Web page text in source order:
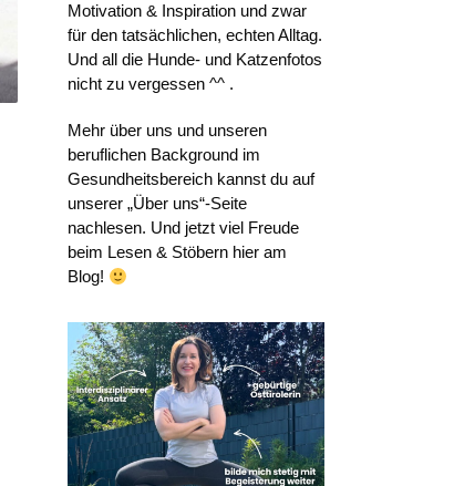
Motivation & Inspiration und zwar
für den tatsächlichen, echten Alltag.
Und all die Hunde- und Katzenfotos
nicht zu vergessen ^^ .
Mehr über uns und unseren
beruflichen Background im
Gesundheitsbereich kannst du auf
unserer „Über uns“-Seite
nachlesen. Und jetzt viel Freude
beim Lesen & Stöbern hier am
Blog!